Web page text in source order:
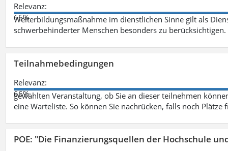
Relevanz:
66%
Weiterbildungsmaßnahme im dienstlichen Sinne gilt als
schwerbehinderter Menschen besonders zu berücksichtigen.
Teilnahmebedingungen
Relevanz:
66%
gewählten Veranstaltung, ob Sie an dieser teilnehmen
eine Warteliste. So können Sie nachrücken, falls noch Plätze
POE: "Die Finanzierungsquellen der Hochschule